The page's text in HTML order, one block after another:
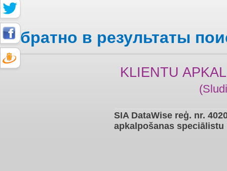
Обратно в результаты
KLIENTU
SIA DataWise reģ. nr.
apkalpošanas speciālistu